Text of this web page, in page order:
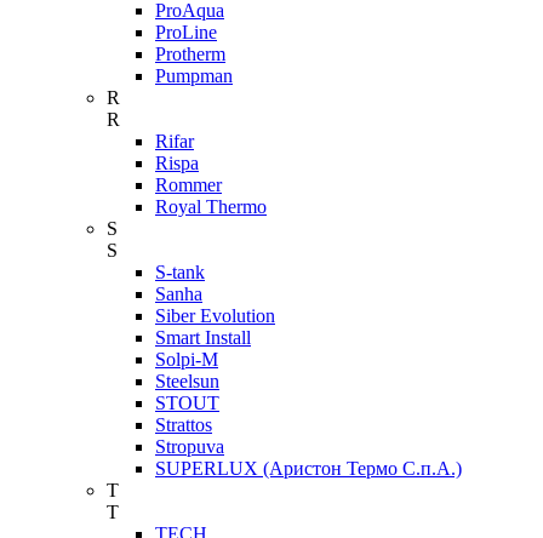
ProAqua
ProLine
Protherm
Pumpman
R
R
Rifar
Rispa
Rommer
Royal Thermo
S
S
S-tank
Sanha
Siber Evolution
Smart Install
Solpi-M
Steelsun
STOUT
Strattos
Stropuva
SUPERLUX (Аристон Термо С.п.А.)
T
T
TECH